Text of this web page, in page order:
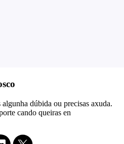
algunha dúbida ou precisas axuda.
cando queiras en